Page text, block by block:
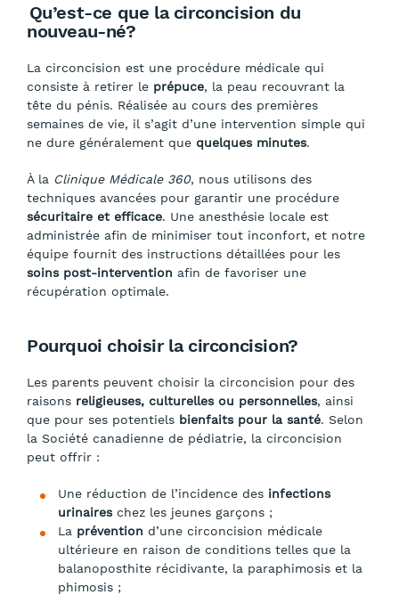
Qu’est-ce que la circoncision du
nouveau-né?
La circoncision est une procédure médicale qui
consiste à retirer le prépuce, la peau recouvrant la
tête du pénis. Réalisée au cours des premières
semaines de vie, il s’agit d’une intervention simple qui
ne dure généralement que quelques minutes.
À la Clinique Médicale 360, nous utilisons des
techniques avancées pour garantir une procédure
sécuritaire et efficace. Une anesthésie locale est
administrée afin de minimiser tout inconfort, et notre
équipe fournit des instructions détaillées pour les
soins post-intervention afin de favoriser une
récupération optimale.
Pourquoi choisir la circoncision?
Les parents peuvent choisir la circoncision pour des
raisons religieuses, culturelles ou personnelles, ainsi
que pour ses potentiels bienfaits pour la santé. Selon
la Société canadienne de pédiatrie, la circoncision
peut offrir :
Une réduction de l’incidence des infections
urinaireschez les jeunes garçons ;
La prévention d’une circoncision médicale
ultérieure en raison de conditions telles que la
balanoposthite récidivante, la paraphimosis et la
phimosis ;